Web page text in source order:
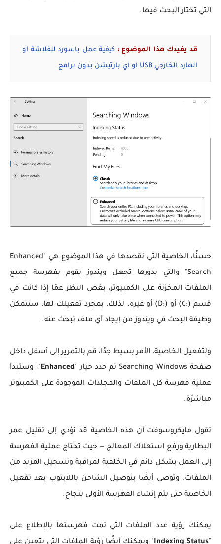
التي تختار البحث فيها.
قد يفيدك هذا الموضوع : كيفية عمل باسورد للفلاشة او
الهارد الخارجي USB او اي بارتيشن بدون برامج
حسنًا، الخاصية التي نقصدها في هذا الموضوع هي "Enhanced
Search" والتي بدورها تجعل ويندوز يقوم بفهرسة جميع
الملفات المخزنة على الكمبيوتر، بغض النظر عمّا إذا كانت في
قسم (:C) أو (:D) أو غيره. لذلك، بمجرد تفعيلك لها، ستتمكن
وظيفة البحث في ويندوز من إيجاد أي ملف تبحث عنه.
ولتفعيل الخاصية، الأمر بسيط جدًا، قم بالتمرير إلى أسفل داخل
صفحة Searching Windows ثم حدد خيار "
Enhanced". وستبدأ
عملية فهرسة كل الملفات والمجلدات الموجودة على الكمبيوتر
مباشرًة.
تقول مايكروسوفت أن هذه الخاصية قد تؤدي إلى تقليل عمر
البطارية ورفع استهلاك المعالج — حيث تحتاج عملية الفهرسة
إلى العمل بشكل دائم في الخلفية لمراقبة وتسجيل المزيد من
الملفات. وتوصى أيضًا بتوصيل الشاحن باللابتوب بعد تفعيل
الخاصية حتى يتم إنشاء الفهرسة الأولى بنجاح.
يمكنك رؤية عدد الملفات التي تمت فهرستها بالإطلاع على
"
Indexing Status" ويمكنك أيضًا رؤية الملفات التي يتعين على